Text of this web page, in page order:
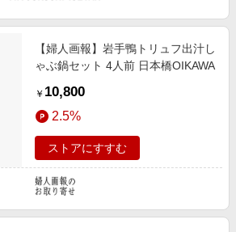
【婦人画報】岩手鴨トリュフ出汁し
ゃぶ鍋セット 4人前 日本橋OIKAWA
￥ 10,800
2.5%
ストアにすすむ